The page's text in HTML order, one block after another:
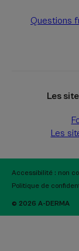
Questions
Les
Les
Accessibilité : non
Politique de
© 2026 A-DERMA